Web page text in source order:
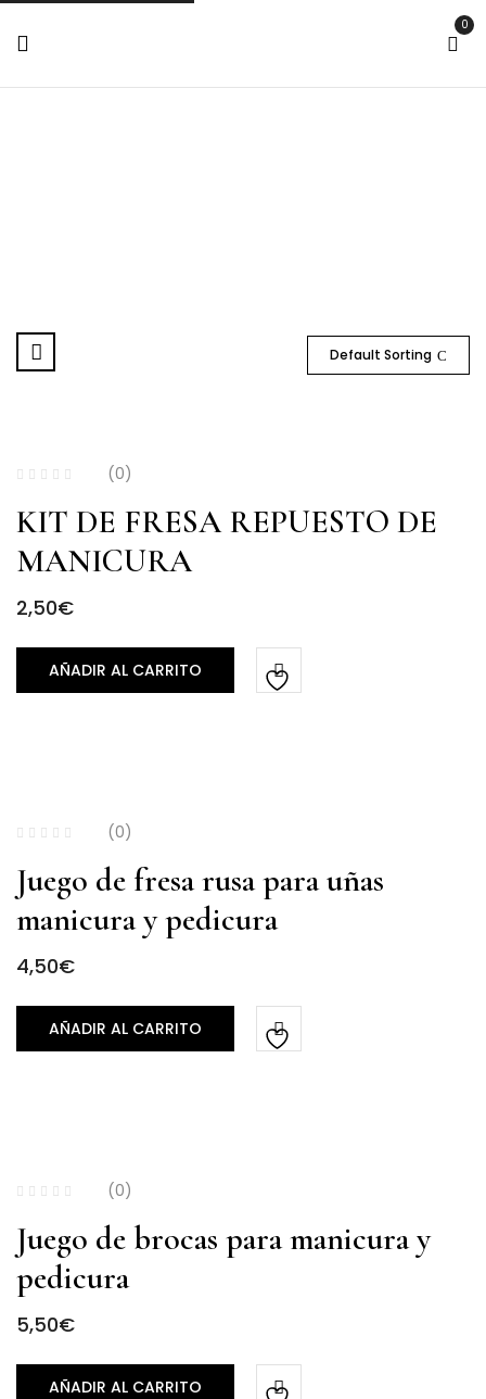
0
Default Sorting
(0)
KIT DE FRESA REPUESTO DE
MANICURA
2,50€
AÑADIR AL CARRITO
(0)
Juego de fresa rusa para uñas
manicura y pedicura
4,50€
AÑADIR AL CARRITO
(0)
Juego de brocas para manicura y
pedicura
5,50€
AÑADIR AL CARRITO